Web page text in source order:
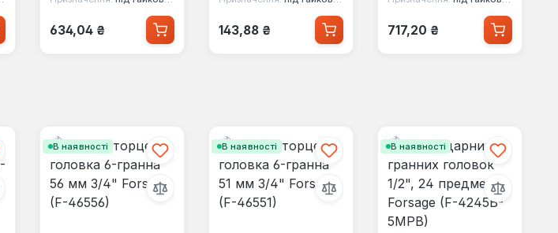
Звичайна ціна:
634,04 ₴ Звичайна ціна:
143,88 ₴ Звичайна ціна:
717,20 ₴
В наявності В наявності В наявності